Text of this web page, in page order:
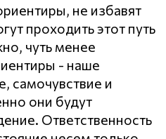
не избавят
проходить этот путь
чуть менее
- наше
самочувствие и
они будут
Ответственность